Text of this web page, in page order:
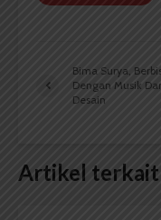
Bima Surya,
Dengan Musik
Desain
Artikel terkait